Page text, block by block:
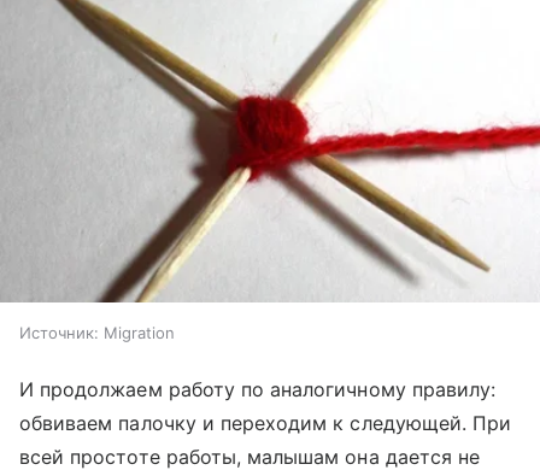
Источник: Migration
И продолжаем работу по аналогичному правилу:
обвиваем палочку и переходим к следующей. При
всей простоте работы, малышам она дается не